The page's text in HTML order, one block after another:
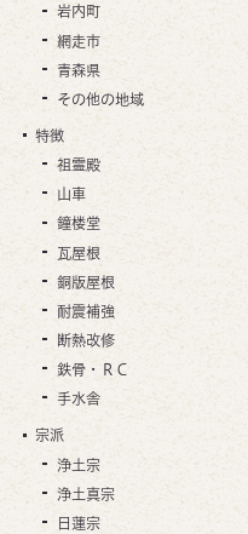
岩内町
網走市
青森県
その他の地域
特徴
祖霊殿
山車
鐘楼堂
瓦屋根
銅版屋根
耐震補強
断熱改修
鉄骨・ＲＣ
手水舎
宗派
浄土宗
浄土真宗
日蓮宗